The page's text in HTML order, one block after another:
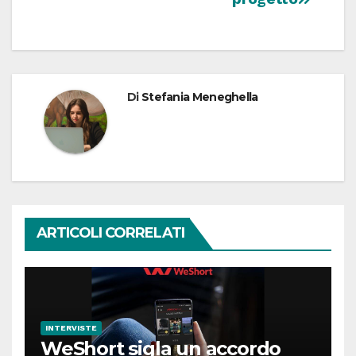
Di Stefania Meneghella
ARTICOLI CORRELATI
INTERVISTE
WeShort sigla un accordo